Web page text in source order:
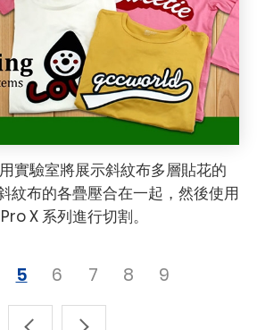
實驗室將展示斜紋布多層貼花的
紋布的各疊壓合在一起，然後使用
X 系列進行切割。
5 6 7 8 9